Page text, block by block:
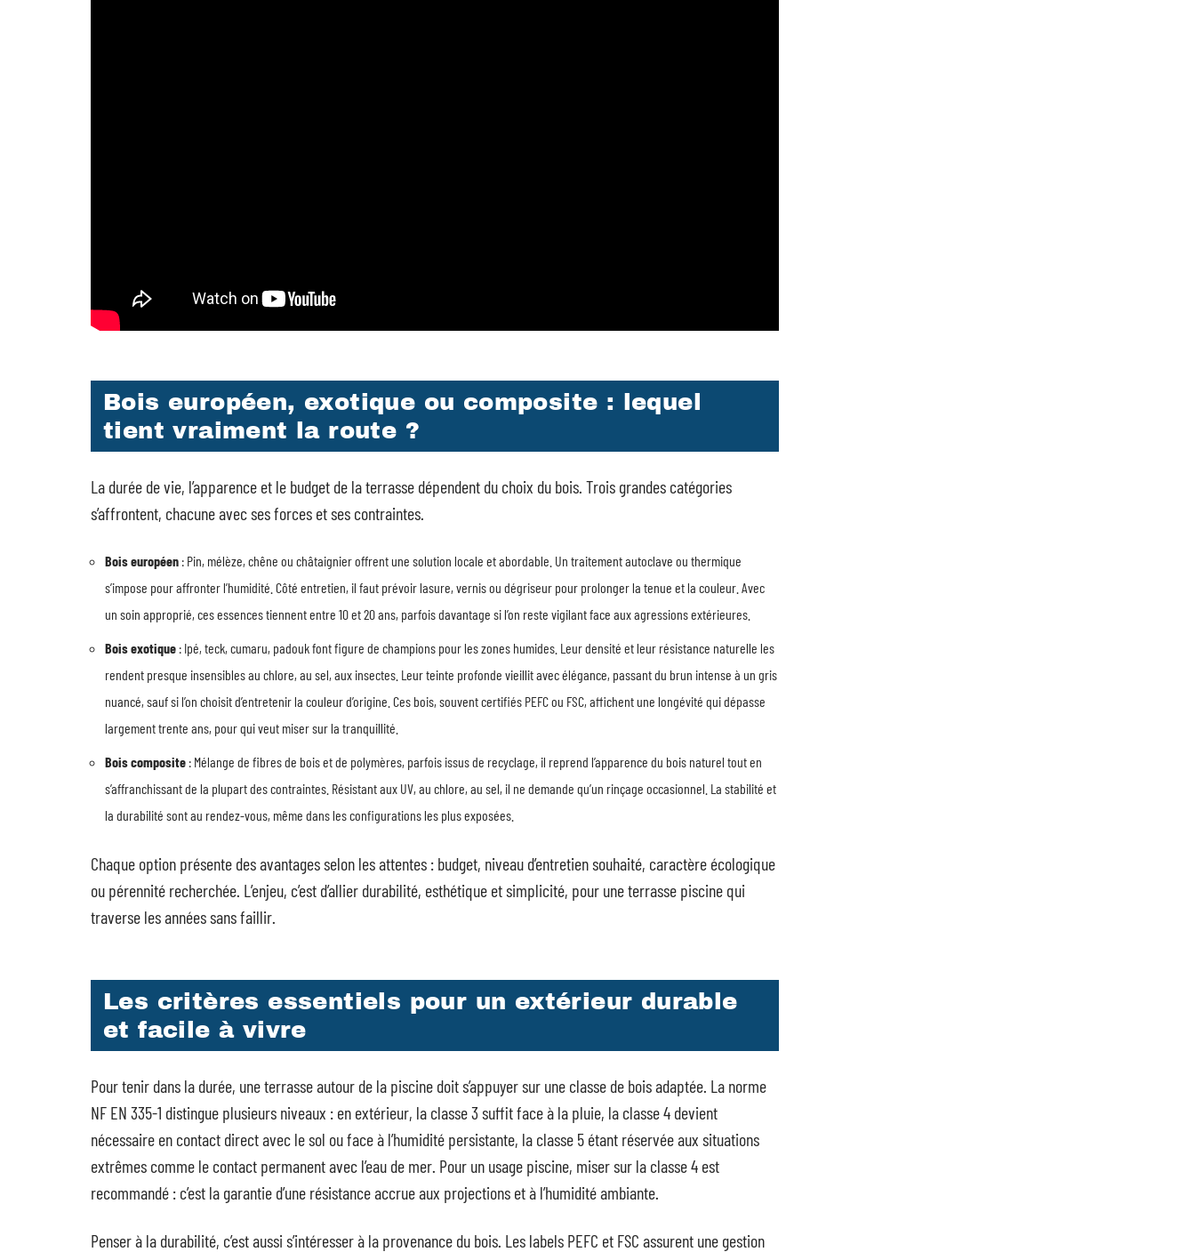
Bois européen, exotique ou composite : lequel
tient vraiment la route ?
La durée de vie, l’apparence et le budget de la terrasse dépendent du choix du bois. Trois grandes catégories
s’affrontent, chacune avec ses forces et ses contraintes.
Bois européen : Pin, mélèze, chêne ou châtaignier offrent une solution locale et abordable. Un traitement autoclave ou thermique
s’impose pour affronter l’humidité. Côté entretien, il faut prévoir lasure, vernis ou dégriseur pour prolonger la tenue et la couleur. Avec
un soin approprié, ces essences tiennent entre 10 et 20 ans, parfois davantage si l’on reste vigilant face aux agressions extérieures.
Bois exotique : Ipé, teck, cumaru, padouk font figure de champions pour les zones humides. Leur densité et leur résistance naturelle les
rendent presque insensibles au chlore, au sel, aux insectes. Leur teinte profonde vieillit avec élégance, passant du brun intense à un gris
nuancé, sauf si l’on choisit d’entretenir la couleur d’origine. Ces bois, souvent certifiés PEFC ou FSC, affichent une longévité qui dépasse
largement trente ans, pour qui veut miser sur la tranquillité.
Bois composite : Mélange de fibres de bois et de polymères, parfois issus de recyclage, il reprend l’apparence du bois naturel tout en
s’affranchissant de la plupart des contraintes. Résistant aux UV, au chlore, au sel, il ne demande qu’un rinçage occasionnel. La stabilité et
la durabilité sont au rendez-vous, même dans les configurations les plus exposées.
Chaque option présente des avantages selon les attentes : budget, niveau d’entretien souhaité, caractère écologique
ou pérennité recherchée. L’enjeu, c’est d’allier durabilité, esthétique et simplicité, pour une terrasse piscine qui
traverse les années sans faillir.
Les critères essentiels pour un extérieur durable
et facile à vivre
Pour tenir dans la durée, une terrasse autour de la piscine doit s’appuyer sur une classe de bois adaptée. La norme
NF EN 335-1 distingue plusieurs niveaux : en extérieur, la classe 3 suffit face à la pluie, la classe 4 devient
nécessaire en contact direct avec le sol ou face à l’humidité persistante, la classe 5 étant réservée aux situations
extrêmes comme le contact permanent avec l’eau de mer. Pour un usage piscine, miser sur la classe 4 est
recommandé : c’est la garantie d’une résistance accrue aux projections et à l’humidité ambiante.
Penser à la durabilité, c’est aussi s’intéresser à la provenance du bois. Les labels PEFC et FSC assurent une gestion